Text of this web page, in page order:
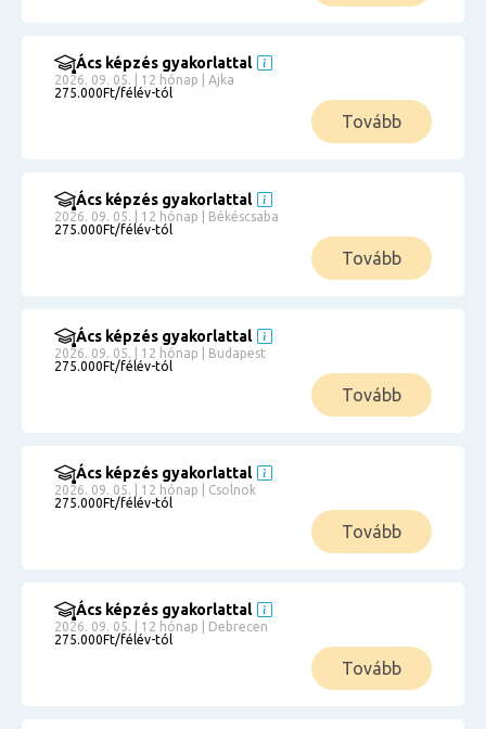
Ács képzés gyakorlattal
2026. 09. 05. | 12 hónap | Ajka
275.000Ft/félév-tól
Tovább
Ács képzés gyakorlattal
2026. 09. 05. | 12 hónap | Békéscsaba
275.000Ft/félév-tól
Tovább
Ács képzés gyakorlattal
2026. 09. 05. | 12 hónap | Budapest
275.000Ft/félév-tól
Tovább
Ács képzés gyakorlattal
2026. 09. 05. | 12 hónap | Csolnok
275.000Ft/félév-tól
Tovább
Ács képzés gyakorlattal
2026. 09. 05. | 12 hónap | Debrecen
275.000Ft/félév-tól
Tovább